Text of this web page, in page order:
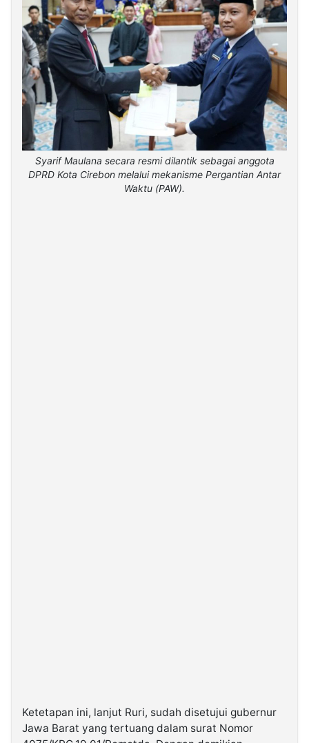
Syarif Maulana secara resmi dilantik sebagai anggota
DPRD Kota Cirebon melalui mekanisme Pergantian Antar
Waktu (PAW).
Ketetapan ini, lanjut Ruri, sudah disetujui gubernur
Jawa Barat yang tertuang dalam surat Nomor